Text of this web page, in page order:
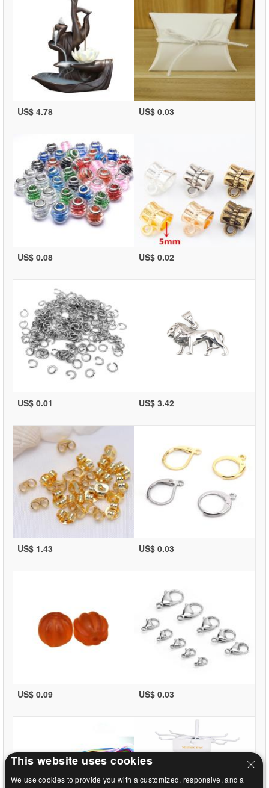
US$ 4.78 US$ 0.03
US$ 0.08 US$ 0.02
US$ 0.01 US$ 3.42
US$ 1.43 US$ 0.03
US$ 0.09 US$ 0.03
This website uses cookies
We use cookies to provide you with a customized, responsive, and a